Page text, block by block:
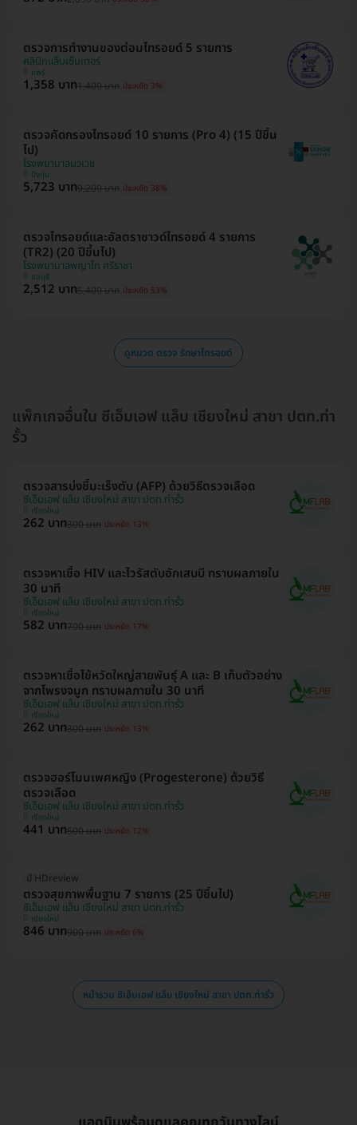
ตรวจการทำงานของต่อมไทรอยด์ 5 รายการ
คลินิกแล็บเซ็นเตอร์
แพร่
1,358 บาท1,400 บาท ประหยัด 3%
ตรวจคัดกรองไทรอยด์ 10 รายการ (Pro 4) (15 ปีขึ้น
ไป)
โรงพยาบาลนวเวช
บึงกุ่ม
5,723 บาท9,200 บาท ประหยัด 38%
ตรวจไทรอยด์และอัลตราซาวด์ไทรอยด์ 4 รายการ
(TR2) (20 ปีขึ้นไป)
โรงพยาบาลพญาไท ศรีราชา
ชลบุรี
2,512 บาท5,400 บาท ประหยัด 53%
ดูหมวด ตรวจ รักษาไทรอยด์
แพ็กเกจอื่นใน ซีเอ็มเอฟ แล็บ เชียงใหม่ สาขา ปตท.ท่า
รั้ว
ตรวจสารบ่งชี้มะเร็งตับ (AFP) ด้วยวิธีตรวจเลือด
ซีเอ็มเอฟ แล็บ เชียงใหม่ สาขา ปตท.ท่ารั้ว
เชียงใหม่
262 บาท300 บาท ประหยัด 13%
ตรวจหาเชื้อ HIV และไวรัสตับอักเสบบี ทราบผลภายใน
30 นาที
ซีเอ็มเอฟ แล็บ เชียงใหม่ สาขา ปตท.ท่ารั้ว
เชียงใหม่
582 บาท700 บาท ประหยัด 17%
ตรวจหาเชื้อไข้หวัดใหญ่สายพันธุ์ A และ B เก็บตัวอย่าง
จากโพรงจมูก ทราบผลภายใน 30 นาที
ซีเอ็มเอฟ แล็บ เชียงใหม่ สาขา ปตท.ท่ารั้ว
เชียงใหม่
262 บาท300 บาท ประหยัด 13%
ตรวจฮอร์โมนเพศหญิง (Progesterone) ด้วยวิธี
ตรวจเลือด
ซีเอ็มเอฟ แล็บ เชียงใหม่ สาขา ปตท.ท่ารั้ว
เชียงใหม่
441 บาท500 บาท ประหยัด 12%
มี HDreview
ตรวจสุขภาพพื้นฐาน 7 รายการ (25 ปีขึ้นไป)
ซีเอ็มเอฟ แล็บ เชียงใหม่ สาขา ปตท.ท่ารั้ว
เชียงใหม่
846 บาท900 บาท ประหยัด 6%
หน้ารวม ซีเอ็มเอฟ แล็บ เชียงใหม่ สาขา ปตท.ท่ารั้ว